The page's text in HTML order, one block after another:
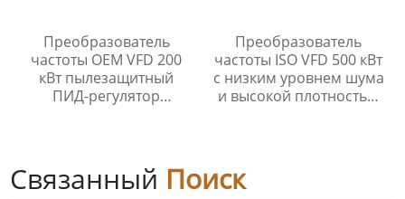
Преобразователь
частоты OEM VFD 200
кВт пылезащитный
ПИД-регулятор
Преобразователь
частоты ISO VFD 500 кВт
с низким уровнем шума
и высокой плотностью
Связанный Поиск